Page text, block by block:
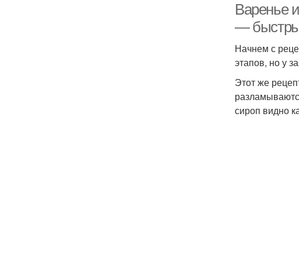
Варенье
—
Начнем с
этапов, но у
Этот же
сироп видно